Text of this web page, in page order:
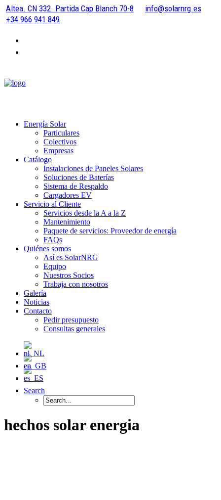
Altea. CN 332. Partida Cap Blanch 70-8
info@solarnrg.es
+34 966 941 849
Energía Solar
Particulares
Colectivos
Empresas
Catálogo
Instalaciones de Paneles Solares
Soluciones de Baterías
Sistema de Respaldo
Cargadores EV
Servicio al Cliente
Servicios desde la A a la Z
Mantenimiento
Paquete de servicios: Proveedor de energía
FAQs
Quiénes somos
Así es SolarNRG
Equipo
Nuestros Socios
Trabaja con nosotros
Galería
Noticias
Contacto
Pedir presupuesto
Consultas generales
Search
hechos solar energia